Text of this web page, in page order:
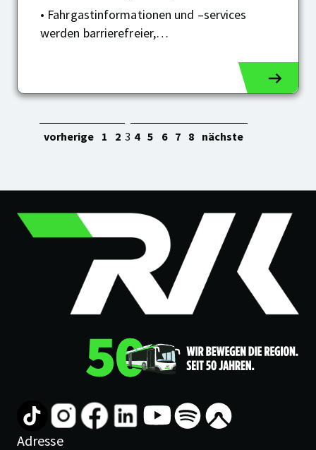
• Fahrgastinformationen und –services
werden barrierefreier,…
vorherige 1 2 3 4 5 6 7 8 nächste
Adresse